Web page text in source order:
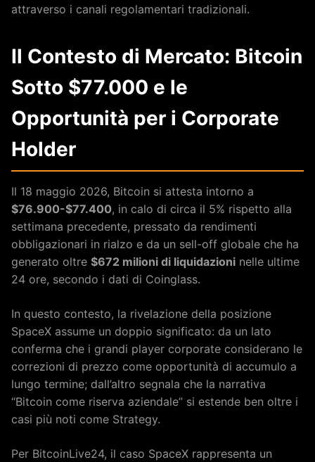
attraverso i canali regolamentari tradizionali.
Il Contesto di Mercato: Bitcoin
Sotto $77.000 e le
Opportunità per i Corporate
Holder
Il 18 maggio 2026, Bitcoin si attesta intorno a
$76.900-$77.400, in calo di circa il 5% rispetto alla
settimana precedente, pressato da rendimenti
obbligazionari in rialzo e da un sell-off globale che ha
generato oltre $672 milioni di liquidazioni nelle ultime
24 ore, secondo i dati di Coinglass.
In questo contesto, la rivelazione della posizione
SpaceX assume un doppio significato: da un lato
conferma che i grandi player corporate considerano le
correzioni di prezzo come opportunità di accumulo a
lungo termine; dall’altro segnala che la narrativa
“Bitcoin come riserva aziendale” si estende ben oltre i
casi più noti come Strategy.
Per BitcoinLive24, il caso SpaceX rappresenta un